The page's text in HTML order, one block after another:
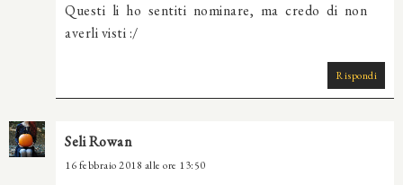
Questi li ho sentiti nominare, ma credo di non
averli visti :/
Rispondi
Seli Rowan
16 febbraio 2018 alle ore 13:50